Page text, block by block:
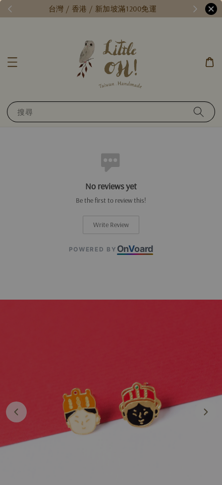
台灣 / 香港 / 新加坡滿1200免運
搜尋
No reviews yet
Be the first to review this!
Write Review
POWERED BY OnVoard